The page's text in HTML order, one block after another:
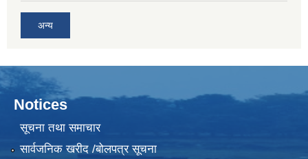
अन्य
Notices
सूचना तथा समाचार
सार्वजनिक खरीद /बोलपत्र सूचना